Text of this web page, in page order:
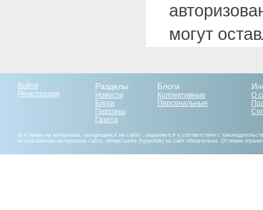
могут
Войти
Регистрация
Разделы
Новости
Блоги
Персоны
Газета
Блоги
Коллективные
Персональные
О
Все права на материалы, находящиеся на сайте , охраняются в соответствии с
использовании материалов сайта, гиперссылка (hyperlink) на сайт обязательна. (Условия